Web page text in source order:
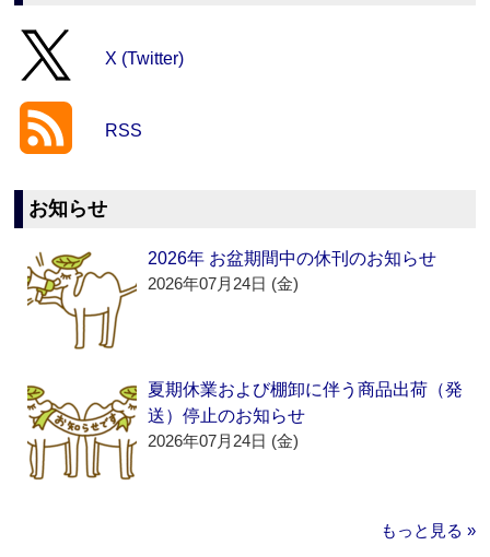
X (Twitter)
RSS
お知らせ
2026年 お盆期間中の休刊のお知らせ
2026年07月24日 (金)
夏期休業および棚卸に伴う商品出荷（発
送）停止のお知らせ
2026年07月24日 (金)
もっと見る »